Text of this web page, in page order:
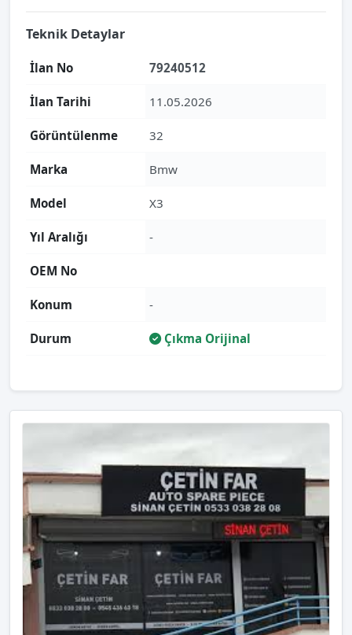
Teknik Detaylar
İlan No 79240512
İlan Tarihi 11.05.2026
Görüntülenme 32
Marka Bmw
Model X3
Yıl Aralığı -
OEM No
Konum -
Durum Çıkma Orijinal